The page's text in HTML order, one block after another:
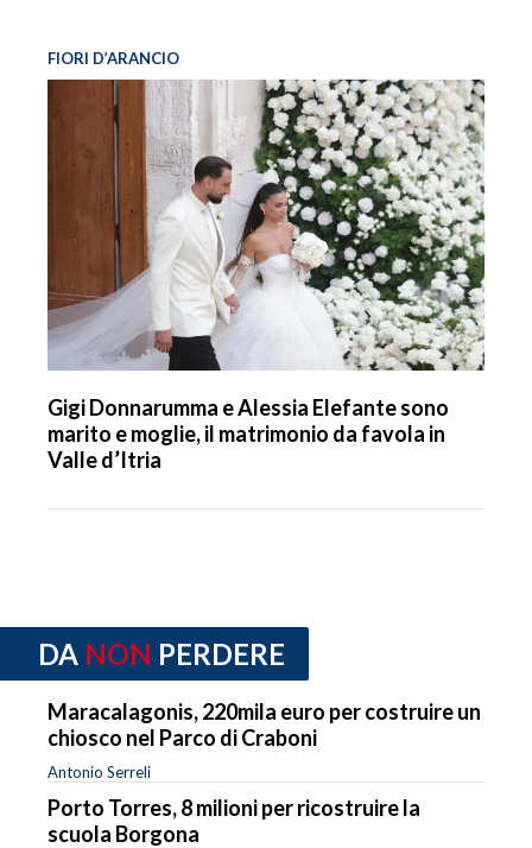
FIORI D’ARANCIO
Gigi Donnarumma e Alessia Elefante sono
marito e moglie, il matrimonio da favola in
Valle d’Itria
DA NON PERDERE
Maracalagonis, 220mila euro per costruire un
chiosco nel Parco di Craboni
Antonio Serreli
Porto Torres, 8 milioni per ricostruire la
scuola Borgona